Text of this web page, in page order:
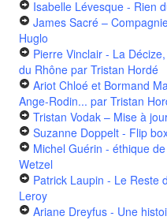
Isabelle Lévesque - Rien
James Sacré –
Huglo
Pierre Vinclair - La
du Rhône par Tristan Hordé
Ariot Chloé et Bormand
Ange-Rodin... par Tristan
Tristan Vodak – Mise à
Suzanne Doppelt - Flip
Michel Guérin - éthique
Wetzel
Patrick Laupin - Le Reste
Leroy
Ariane Dreyfus - Une